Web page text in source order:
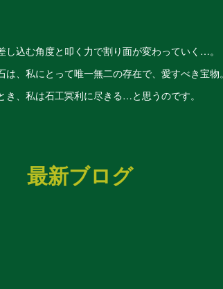
込む角度と叩く力で割り面が変わっていく…。
、私にとって唯一無二の存在で、愛すべき宝物。
、私は石工冥利に尽きる…と思うのです。
最新ブログ